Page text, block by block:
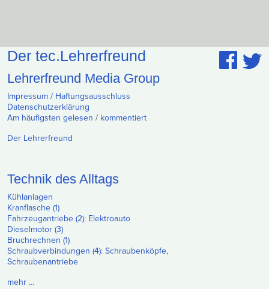
Der tec.Lehrerfreund
Lehrerfreund Media Group
Impressum / Haftungsausschluss
Datenschutzerklärung
Am häufigsten gelesen / kommentiert
Der Lehrerfreund
Technik des Alltags
Kühlanlagen
Kranflasche (1)
Fahrzeugantriebe (2): Elektroauto
Dieselmotor (3)
Bruchrechnen (1)
Schraubverbindungen (4): Schraubenköpfe,
Schraubenantriebe
mehr …